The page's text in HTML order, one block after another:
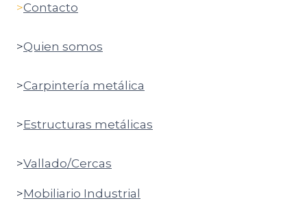
>Contacto
>Quien somos
>Carpintería metálica
>Estructuras metálicas
>Vallado/Cercas
>Mobiliario Industrial